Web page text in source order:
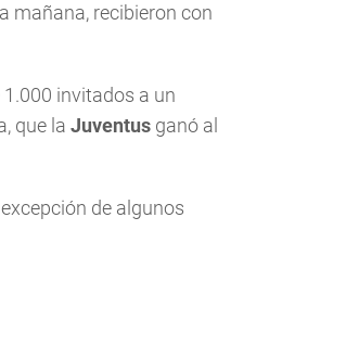
mañana, recibieron con
invitados a un
que la Juventus ganó al
de algunos